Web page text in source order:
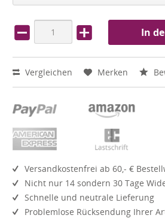
In
Vergleichen Merken
Versandkostenfrei ab 60,- €
Nicht nur 14 sondern 30 Tage
Schnelle und neutrale Lieferung
Problemlose Rücksendung Ihrer